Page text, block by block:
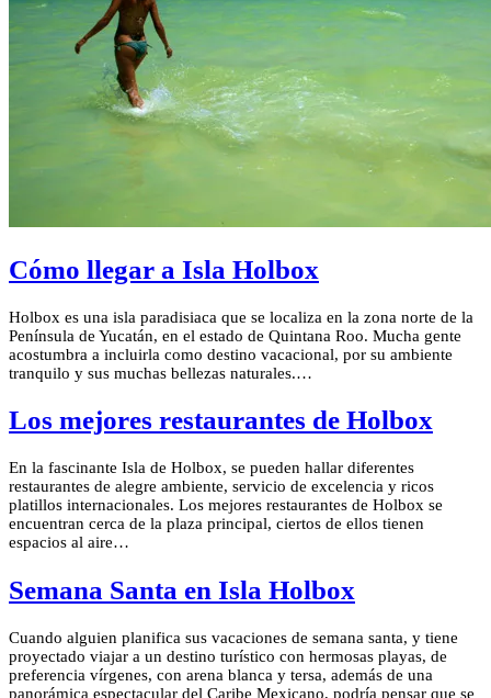
Cómo llegar a Isla Holbox
Holbox es una isla paradisiaca que se localiza en la zona norte de la
Península de Yucatán, en el estado de Quintana Roo. Mucha gente
acostumbra a incluirla como destino vacacional, por su ambiente
tranquilo y sus muchas bellezas naturales.…
Los mejores restaurantes de Holbox
En la fascinante Isla de Holbox, se pueden hallar diferentes
restaurantes de alegre ambiente, servicio de excelencia y ricos
platillos internacionales. Los mejores restaurantes de Holbox se
encuentran cerca de la plaza principal, ciertos de ellos tienen
espacios al aire…
Semana Santa en Isla Holbox
Cuando alguien planifica sus vacaciones de semana santa, y tiene
proyectado viajar a un destino turístico con hermosas playas, de
preferencia vírgenes, con arena blanca y tersa, además de una
panorámica espectacular del Caribe Mexicano, podría pensar que se